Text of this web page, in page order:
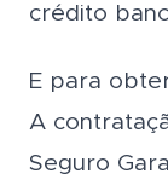
crédito
E para
A
Seguro